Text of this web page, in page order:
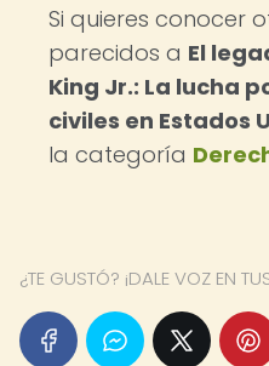
Si quieres conocer
parecidos a El
King Jr.: La lucha
civiles en Estados
la categoría
¿TE GUSTÓ? ¡DALE VOZ EN